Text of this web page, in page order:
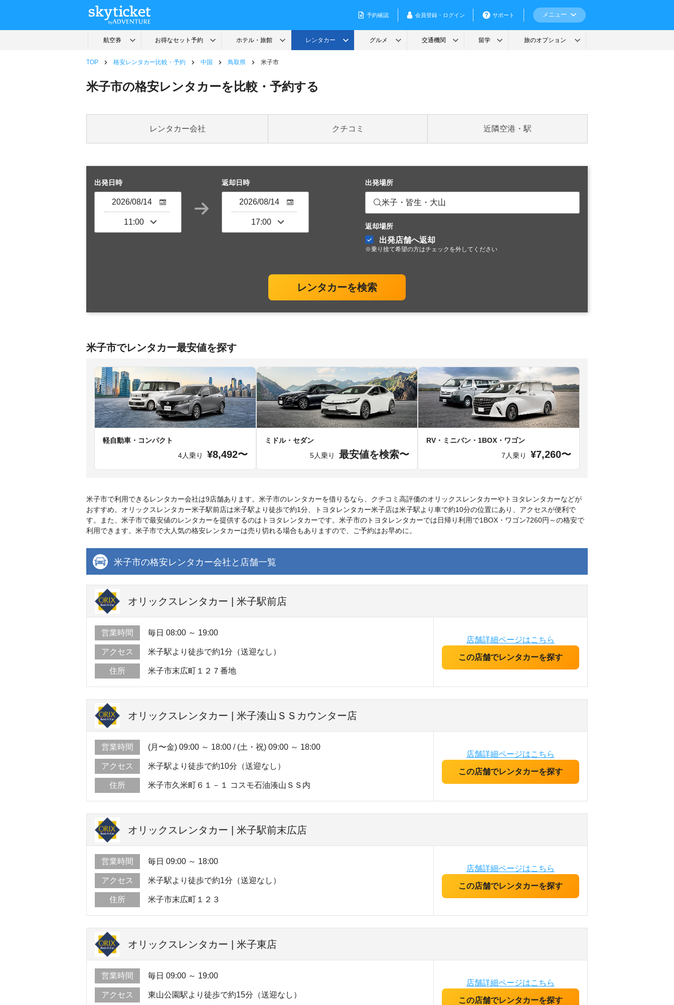
TOP 格安レンタカー比較・予約 中国 鳥取県 米子市
米子市の格安レンタカーを比較・予約する
レンタカー会社 クチコミ 近隣空港・駅
出発日時 返却日時 出発場所
米子・皆生・大山
返却場所
出発店舗へ返却
※乗り捨て希望の方はチェックを外してください
レンタカーを検索
米子市でレンタカー最安値を探す
軽自動車・コンパクト
4人乗り
¥8,492〜
ミドル・セダン
5人乗り
最安値を検索〜
RV・ミニバン・1BOX・ワゴン
7人乗り
¥7,260〜
米子市で利用できるレンタカー会社は9店舗あります。米子市のレンタカーを借りるなら、クチコミ高評価のオリックスレンタカーやトヨタレンタカーなどが
おすすめ。オリックスレンタカー米子駅前店は米子駅より徒歩で約1分、トヨタレンタカー米子店は米子駅より車で約10分の位置にあり、アクセスが便利で
す。また、米子市で最安値のレンタカーを提供するのはトヨタレンタカーです。米子市のトヨタレンタカーでは日帰り利用で1BOX・ワゴン7260円～の格安で
利用できます。米子市で大人気の格安レンタカーは売り切れる場合もありますので、ご予約はお早めに。
米子市の格安レンタカー会社と店舗一覧
オリックスレンタカー | 米子駅前店
営業時間 毎日 08:00 ～ 19:00
アクセス 米子駅より徒歩で約1分（送迎なし）
住所 米子市末広町１２７番地
店舗詳細ページはこちら
この店舗でレンタカーを探す
オリックスレンタカー | 米子湊山ＳＳカウンター店
営業時間 (月〜金) 09:00 ～ 18:00 / (土・祝) 09:00 ～ 18:00
アクセス 米子駅より徒歩で約10分（送迎なし）
住所 米子市久米町６１－１ コスモ石油湊山ＳＳ内
店舗詳細ページはこちら
この店舗でレンタカーを探す
オリックスレンタカー | 米子駅前末広店
営業時間 毎日 09:00 ～ 18:00
アクセス 米子駅より徒歩で約1分（送迎なし）
住所 米子市末広町１２３
店舗詳細ページはこちら
この店舗でレンタカーを探す
オリックスレンタカー | 米子東店
営業時間 毎日 09:00 ～ 19:00
アクセス 東山公園駅より徒歩で約15分（送迎なし）
店舗詳細ページはこちら
この店舗でレンタカーを探す